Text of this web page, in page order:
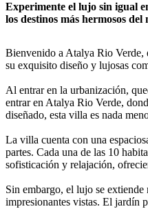
Experimente el lujo sin igual
los destinos más hermosos del
Bienvenido a Atalya Rio Verde,
su exquisito diseño y lujosas
Al entrar en la urbanización,
entrar en Atalya Rio Verde,
diseñado, esta villa es nada
La villa cuenta con una
partes. Cada una de las 10
sofisticación y relajación,
Sin embargo, el lujo se
impresionantes vistas. El jardín